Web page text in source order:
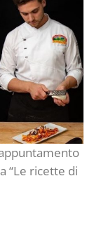
“Le ricette di